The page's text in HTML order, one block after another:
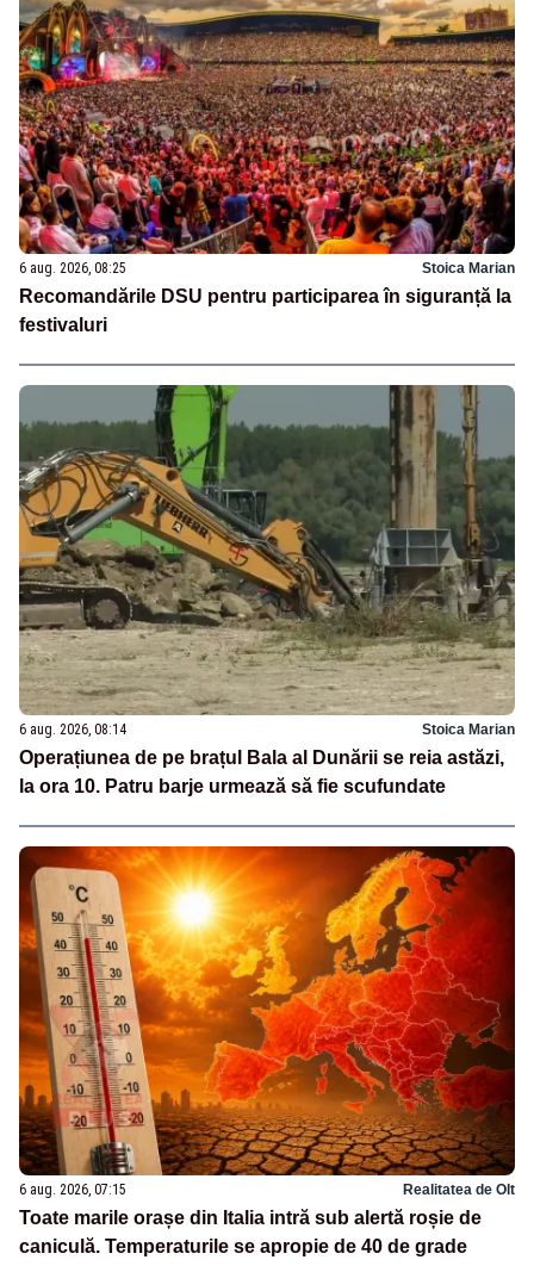
6 aug. 2026, 08:25 Stoica Marian
Recomandările DSU pentru participarea în siguranță la
festivaluri
6 aug. 2026, 08:14 Stoica Marian
Operațiunea de pe brațul Bala al Dunării se reia astăzi,
la ora 10. Patru barje urmează să fie scufundate
6 aug. 2026, 07:15 Realitatea de Olt
Toate marile orașe din Italia intră sub alertă roșie de
caniculă. Temperaturile se apropie de 40 de grade